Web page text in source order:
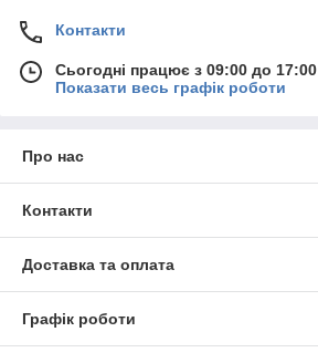
Контакти
Сьогодні працює з 09:00 до 17:00
Показати весь графік роботи
Про нас
Контакти
Доставка та оплата
Графік роботи